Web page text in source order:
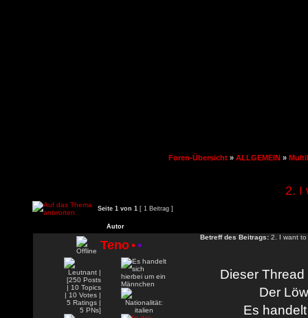
Foren-Übersicht» ALLGEMEIN»
2. I
Seite 1 von 1 [ 1 Beitrag ]
Autor
Teno••
Betreff des Beitrags: 2. I want to
Dieser
Der
Es